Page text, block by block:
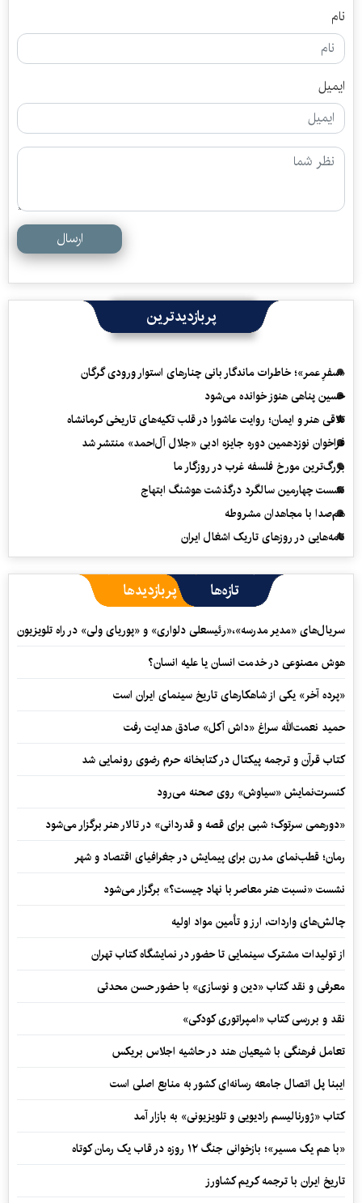
نام
ایمیل
ارسال
پربازدیدترین
«سفرِ عمر»؛ خاطرات ماندگار بانی چنارهای استوار ورودی گرگان
حسین پناهی هنوز خوانده می‌شود
تلاقی هنر و ایمان؛ روایت عاشورا در قلب تکیه‌های تاریخی کرمانشاه
فراخوان نوزدهمین دوره جایزه ادبی «جلال آل‌احمد» منتشر شد
بزرگ‌ترین مورخ فلسفه غرب در روزگار ما
نشست چهارمین سالگرد درگذشت هوشنگ ابتهاج
هم‌صدا با مجاهدان مشروطه
نامه‌هایی در روزهای تاریک اشغال ایران
تازه‌ها پربازدیدها
سریال‌های «مدیر مدرسه»،«رئیسعلی دلواری» و «پوریای ولی» در راه تلویزیون
هوش مصنوعی در خدمت انسان یا علیه انسان؟
«پرده آخر» یکی از شاهکارهای تاریخ سینمای ایران است
حمید نعمت‌‏الله سراغ «داش آکل» صادق هدایت رفت
کتاب قرآن و ترجمه پیکتال در کتابخانه حرم رضوی رونمایی شد
کنسرت‌نمایش «سیاوش» روی صحنه می‌رود
«دورهمی سرتوک؛ شبی برای قصه و قدردانی» در تالار هنر برگزار می‌شود
رمان؛ قطب‌نمای مدرن برای پیمایش در جغرافیای اقتصاد و شهر
نشست «نسبت هنر معاصر با نهاد چیست؟» برگزار می‌شود
چالش‌های واردات، ارز و تأمین مواد اولیه
از تولیدات مشترک سینمایی تا حضور در نمایشگاه کتاب تهران
معرفی و نقد کتاب «دین و نوسازی» با حضور حسن محدثی
نقد و بررسی کتاب «امپراتوری کودکی»
تعامل فرهنگی با شیعیان هند در حاشیه اجلاس بریکس
ایبنا پل اتصال جامعه رسانه‌ای کشور به منابع اصلی است
کتاب «ژورنالیسم رادیویی و تلویزیونی» به بازار آمد
«با هم یک مسیر»؛ بازخوانی جنگ ۱۲ روزه در قاب یک رمان کوتاه
تاریخ ایران با ترجمه کریم کشاورز